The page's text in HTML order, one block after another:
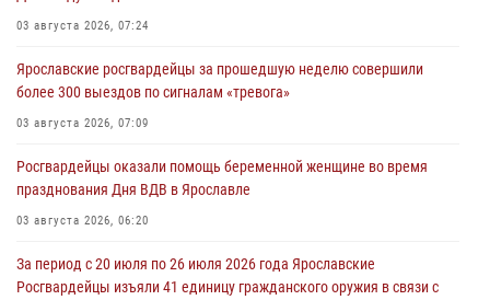
03 августа 2026, 07:24
Ярославские росгвардейцы за прошедшую неделю совершили
более 300 выездов по сигналам «тревога»
03 августа 2026, 07:09
Росгвардейцы оказали помощь беременной женщине во время
празднования Дня ВДВ в Ярославле
03 августа 2026, 06:20
За период с 20 июля по 26 июля 2026 года Ярославские
Росгвардейцы изъяли 41 единицу гражданского оружия в связи с